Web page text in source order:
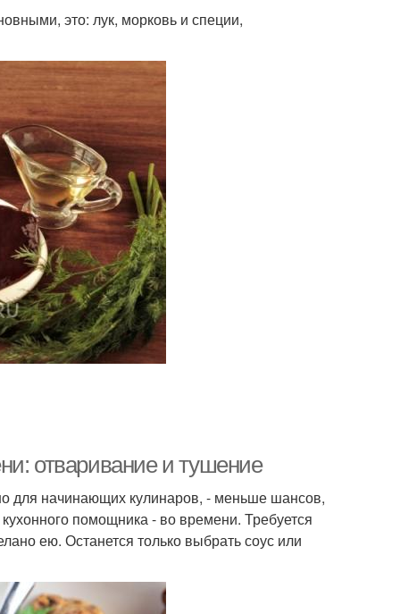
это: лук, морковь и специи,
отваривание и тушение
для начинающих кулинаров, - меньше шансов,
помощника - во времени. Требуется
ею. Останется только выбрать соус или